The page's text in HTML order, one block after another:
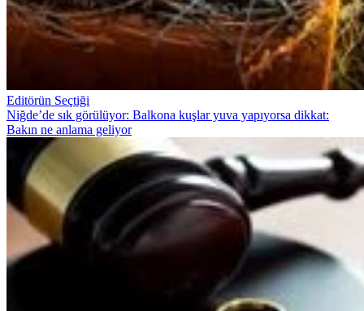
Editörün Seçtiği
Niğde’de sık görülüyor: Balkona kuşlar yuva yapıyorsa dikkat:
Bakın ne anlama geliyor